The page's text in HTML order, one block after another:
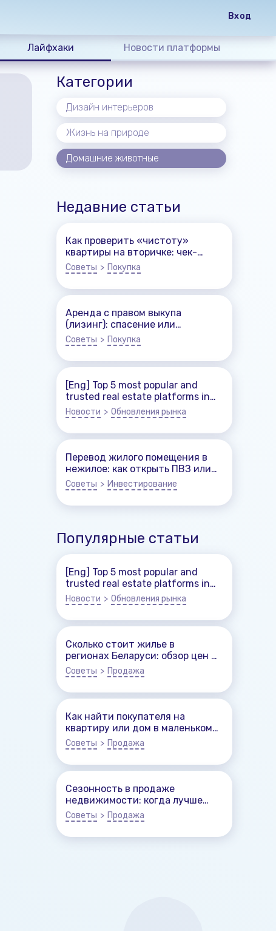
Вход
Лайфхаки Новости платформы
Категории
Дизайн интерьеров
Жизнь на природе
Домашние животные
Недавние статьи
Как проверить «чистоту»
квартиры на вторичке: чек-
лист
Советы > Покупка
Аренда с правом выкупа
(лизинг): спасение или
ловушка?
Советы > Покупка
[Eng] Top 5 most popular and
trusted real estate platforms in
Belarus
Новости > Обновления рынка
Перевод жилого помещения в
нежилое: как открыть ПВЗ или
кофейню.
Советы > Инвестирование
Популярные статьи
[Eng] Top 5 most popular and
trusted real estate platforms in
Belarus
Новости > Обновления рынка
Сколько стоит жилье в
регионах Беларуси: обзор цен в
городах
Советы > Продажа
Как найти покупателя на
квартиру или дом в маленьком
городе: Чеклист для
собственников
Советы > Продажа
Сезонность в продаже
недвижимости: когда лучше
продавать квартиру или дом?
Советы > Продажа